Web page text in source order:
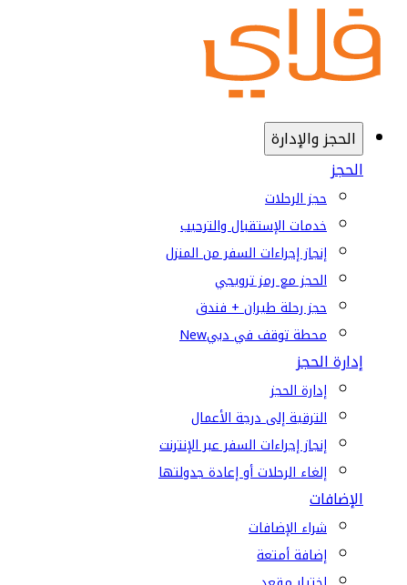
الحجز والإدارة
الحجز
حجز الرحلات
خدمات الإستقبال والترحيب
إنجاز إجراءات السفر من المنزل
الحجز مع رمز ترويجي
حجز رحلة طيران + فندق
محطة توقف في دبيNew
إدارة الحجز
إدارة الحجز
الترقية إلى درجة الأعمال
إنجاز إجراءات السفر عبر الإنترنت
إلغاء الرحلات أو إعادة جدولتها
الإضافات
شراء الإضافات
إضافة أمتعة